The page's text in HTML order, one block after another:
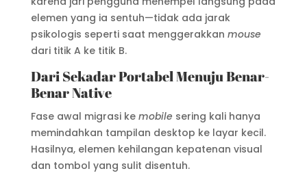
elemen yang ia sentuh—tidak ada jarak
psikologis seperti saat menggerakkan mouse
dari titik A ke titik B.
Dari Sekadar Portabel Menuju Benar-
Benar Native
Fase awal migrasi ke mobile sering kali hanya
memindahkan tampilan desktop ke layar kecil.
Hasilnya, elemen kehilangan kepatenan visual
dan tombol yang sulit disentuh.